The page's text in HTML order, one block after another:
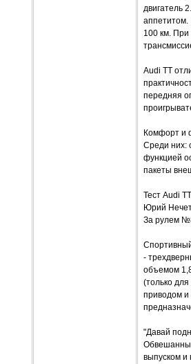
двигатель
аппетитом.
100 км. При
Audi TT
передняя
Комфорт и
Среди них:
функцией
пакеты
Тест Audi
Юрий
За рулем
-
объемом
(только
приводом и
"Давай
выпуском и